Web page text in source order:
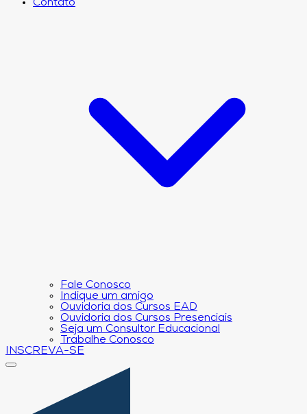
Contato
Fale Conosco
Indique um amigo
Ouvidoria dos Cursos EAD
Ouvidoria dos Cursos Presenciais
Seja um Consultor Educacional
Trabalhe Conosco
INSCREVA-SE